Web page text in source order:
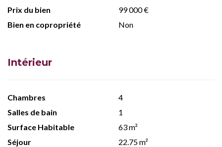
Prix du bien
99 000 €
Bien en copropriété
Non
Intérieur
Chambres
4
Salles de bain
1
Surface Habitable
63 m²
Séjour
22.75 m²